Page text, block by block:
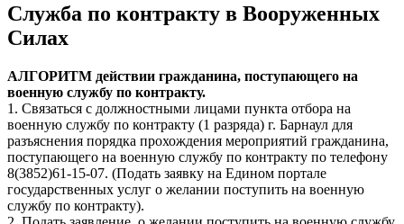
Служба по контракту в Вооруженных
Силах
АЛГОРИТМ действии гражданина, поступающего на
военную службу по контракту.
1. Связаться с должностными лицами пункта отбора на
военную службу по контракту (1 разряда) г. Барнаул для
разъяснения порядка прохождения мероприятий гражданина,
поступающего на военную службу по контракту по телефону
8(3852)61-15-07. (Подать заявку на Едином портале
государственных услуг о желании поступить на военную
службу по контракту).